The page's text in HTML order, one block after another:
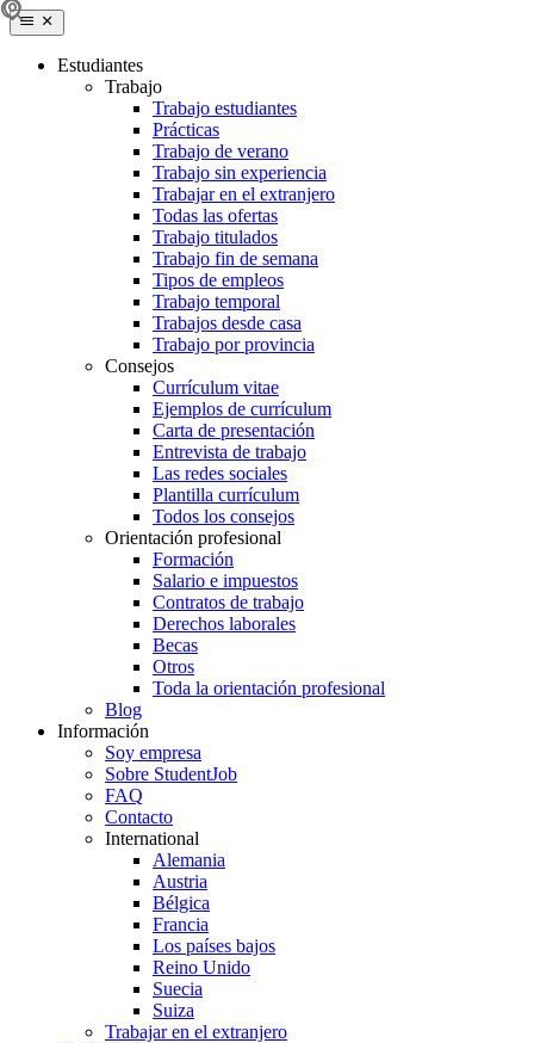
Estudiantes
Trabajo
Trabajo estudiantes
Prácticas
Trabajo de verano
Trabajo sin experiencia
Trabajar en el extranjero
Todas las ofertas
Trabajo titulados
Trabajo fin de semana
Tipos de empleos
Trabajo temporal
Trabajos desde casa
Trabajo por provincia
Consejos
Currículum vitae
Ejemplos de currículum
Carta de presentación
Entrevista de trabajo
Las redes sociales
Plantilla currículum
Todos los consejos
Orientación profesional
Formación
Salario e impuestos
Contratos de trabajo
Derechos laborales
Becas
Otros
Toda la orientación profesional
Blog
Información
Soy empresa
Sobre StudentJob
FAQ
Contacto
International
Alemania
Austria
Bélgica
Francia
Los países bajos
Reino Unido
Suecia
Suiza
Trabajar en el extranjero